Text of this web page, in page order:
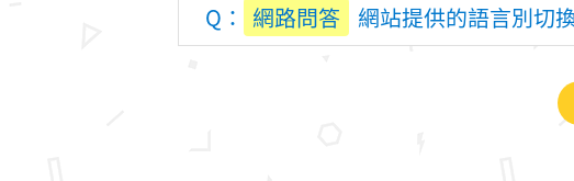
網路問答
網站提供的語言別切